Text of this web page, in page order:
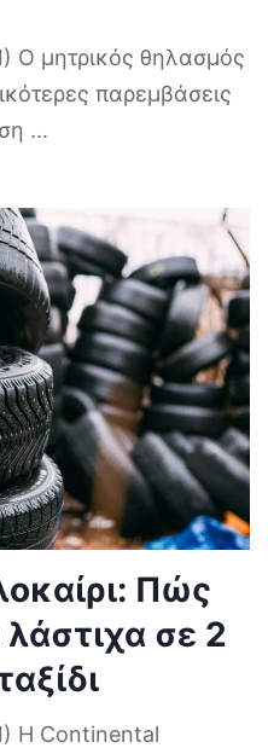
Ο μητρικός θηλασμός
παρεμβάσεις
...
Πώς
σε 2
Η Continental